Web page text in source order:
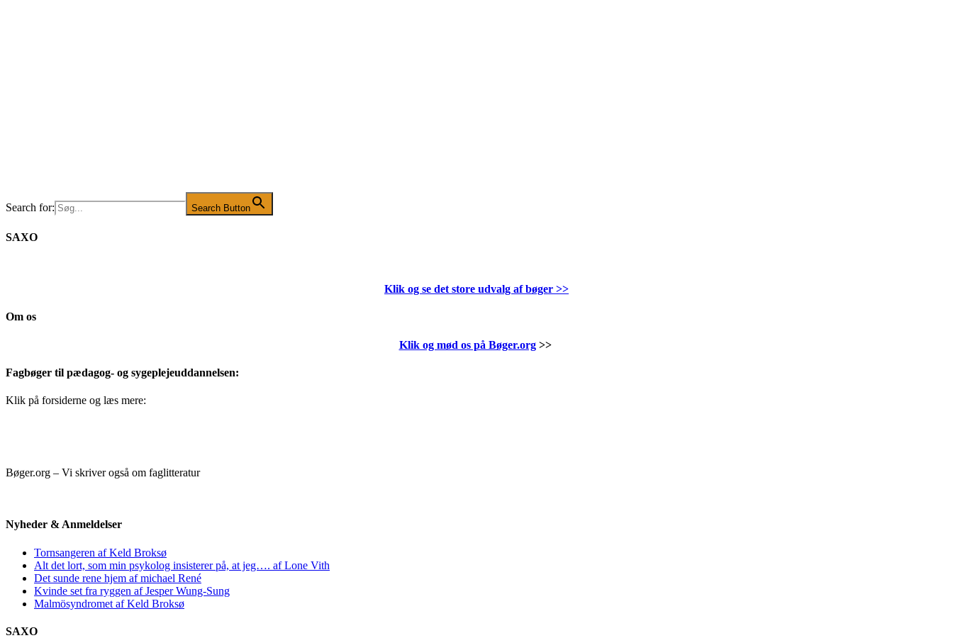
Search for: Search Button
SAXO
Klik og se det store udvalg af bøger >>
Om os
Klik og mød os på Bøger.org>>
Fagbøger til pædagog- og sygeplejeuddannelsen:
Klik på forsiderne og læs mere:
Bøger.org – Vi skriver også om faglitteratur
Nyheder & Anmeldelser
Tornsangeren af Keld Broksø
Alt det lort, som min psykolog insisterer på, at jeg…. af Lone Vith
Det sunde rene hjem af michael René
Kvinde set fra ryggen af Jesper Wung-Sung
Malmösyndromet af Keld Broksø
SAXO